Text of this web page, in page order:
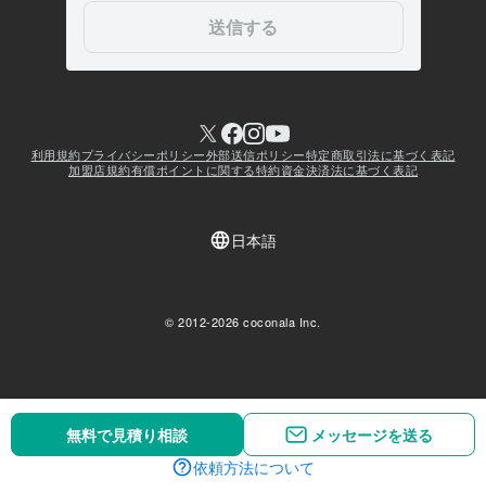
無料で見積り相談
メッセージを送る
無料で見積り相談
メッセージを送る
依頼方法について